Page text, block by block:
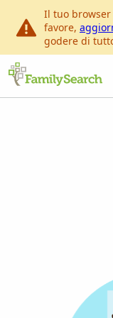
Il tuo
favore,
godere di